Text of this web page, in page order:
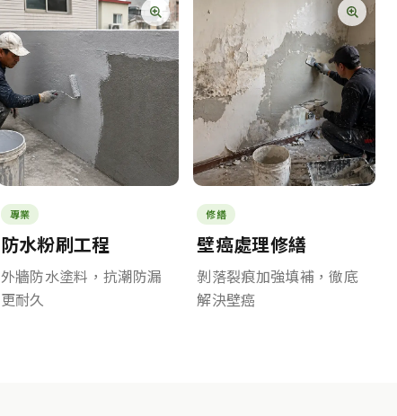
專業
防水粉刷工程
外牆防水塗料，抗潮防漏
更耐久
修繕
壁癌處理修繕
剝落裂痕加強填補，徹底
解決壁癌